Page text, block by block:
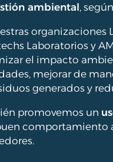
ambiental,
organizaciones
Laboratorios y
el impacto
mejorar de
generados y
promovemos un
comportamiento